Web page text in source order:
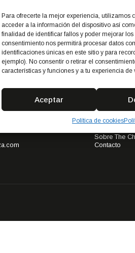
Para ofrecerte la mejor experiencia, utilizamos
acceder a la información del dispositivo así
finalidad de identificar fallos y poder mejorar
consentimiento nos permitirá procesar datos
identificaciones únicas en este sitio y para
ejemplo). No consentir o retirar el
características y funciones y a tu experiencia de
Aceptar
Política de cookies
(Ibiza)
The Chef
Acceso
Sobre The
Contacto